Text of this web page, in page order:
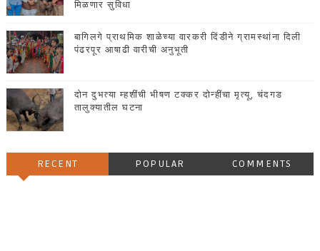
मिळणार सुविधा
बागिलगे प्राथमिक शाळेच्या वारकरी दिंडीने ग्रामस्थांना दिली
पंढरपूर आषाढी वारीची अनुभूती
दोन दुभत्या म्हशींची भीषण टक्कर दोन्हींचा मृत्यू, चंदगड
तालुक्यातील घटना
RECENT POPULAR COMMENTS